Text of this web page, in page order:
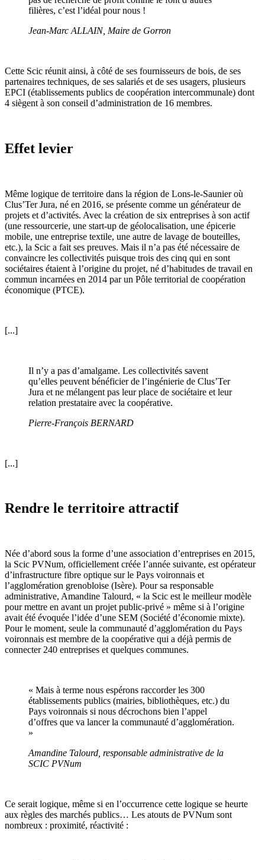
filières, c’est l’idéal pour nous !
Jean-Marc ALLAIN, Maire de Gorron
Cette Scic réunit ainsi, à côté de ses fournisseurs de bois, de ses
partenaires techniques, de ses salariés et de ses usagers, plusieurs
EPCI (établissements publics de coopération intercommunale) dont
4 siègent à son conseil d’administration de 16 membres.
Effet levier
Même logique de territoire dans la région de Lons-le-Saunier où
Clus’Ter Jura, né en 2016, se présente comme un générateur de
projets et d’activités. Avec la création de six entreprises à son actif
(une ressourcerie, une start-up de géolocalisation, une épicerie
mobile, une entreprise textile, une autre de lavage de bouteilles,
etc.), la Scic a fait ses preuves. Mais il n’a pas été nécessaire de
convaincre les collectivités puisque trois des cinq qui en sont
sociétaires étaient à l’origine du projet, né d’habitudes de travail en
commun incarnées en 2014 par un Pôle territorial de coopération
économique (PTCE).
[...]
Il n’y a pas d’amalgame. Les collectivités savent
qu’elles peuvent bénéficier de l’ingénierie de Clus’Ter
Jura et ne mélangent pas leur place de sociétaire et leur
relation prestataire avec la coopérative.
Pierre-François BERNARD
[...]
Rendre le territoire attractif
Née d’abord sous la forme d’une association d’entreprises en 2015,
la Scic PVNum, officiellement créée l’année suivante, est opérateur
d’infrastructure fibre optique sur le Pays voironnais et
l’agglomération grenobloise (Isère). Pour sa responsable
administrative, Amandine Talourd, « la Scic est le meilleur modèle
pour mettre en avant un projet public-privé » même si à l’origine
avait été évoquée l’idée d’une SEM (Société d’économie mixte).
Pour le moment, seule la communauté d’agglomération du Pays
voironnais est membre de la coopérative qui a déjà permis de
connecter 240 entreprises et quelques communes.
« Mais à terme nous espérons raccorder les 300
établissements publics (mairies, bibliothèques, etc.) du
Pays voironnais si nous décrochons bien l’appel
d’offres que va lancer la communauté d’agglomération.
»
Amandine Talourd, responsable administrative de la
SCIC PVNum
Ce serait logique, même si en l’occurrence cette logique se heurte
aux règles des marchés publics… Les atouts de PVNum sont
nombreux : proximité, réactivité :